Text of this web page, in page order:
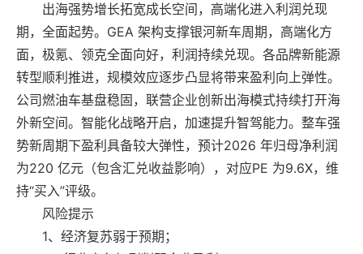
出海强势增长拓宽成长空间，高端化进入利润兑现
期，全面起势。GEA 架构支撑银河新车周期，高端化方
面，极氪、领克全面向好，利润持续兑现。各品牌新能源
转型顺利推进，规模效应逐步凸显将带来盈利向上弹性。
公司燃油车基盘稳固，联营企业创新出海模式持续打开海
外新空间。智能化战略开启，加速提升智驾能力。整车强
势新周期下盈利具备较大弹性，预计2026 年归母净利润
为220 亿元（包含汇兑收益影响），对应PE 为9.6X，维
持“买入”评级。
风险提示
1、经济复苏弱于预期；